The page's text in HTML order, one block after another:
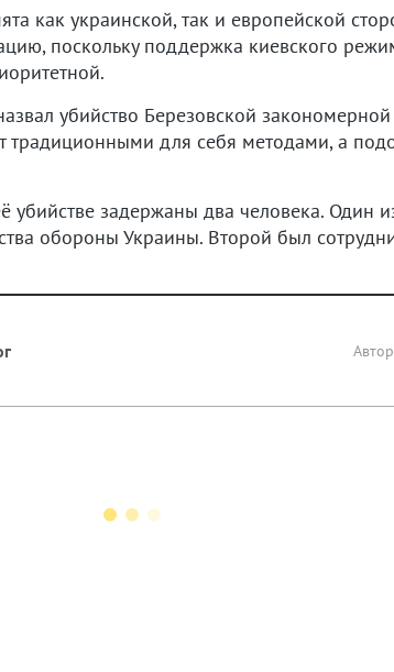
как украинской, так и европейской
поскольку поддержка киевского
убийство Березовской
традиционными для себя методами, а
убийстве задержаны два человека. Один
обороны Украины. Второй был